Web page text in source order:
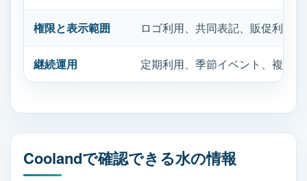
権限と表示範囲 ロゴ利用、共同表記、販促利用
継続運用 定期利用、季節イベント、複数
Coolandで確認できる水の情報